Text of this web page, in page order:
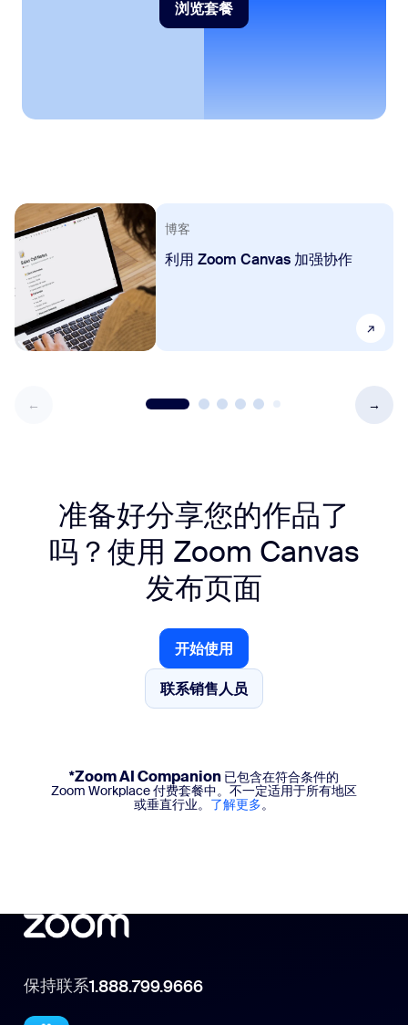
浏览套餐
浏览套餐
博客
利用 Zoom Canvas 加强协作
准备好分享您的作品了
吗？使用 Zoom Canvas
发布页面
开始使用
开始使用
联系销售人员
联系销售人员
*Zoom AI Companion 已包含在符合条件的
Zoom Workplace 付费套餐中。不一定适用于所有地区
或垂直行业。 了解更多。
保持联系1.888.799.9666